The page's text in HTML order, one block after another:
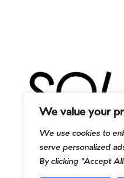
We value your
We use cookies to
serve personalized
By clicking "Accept